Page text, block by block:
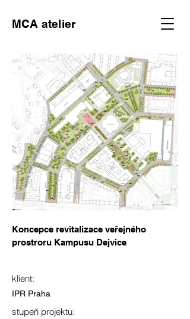
MCA atelier
Koncepce revitalizace veřejného
prostroru Kampusu Dejvice
klient:
IPR Praha
stupeň projektu: